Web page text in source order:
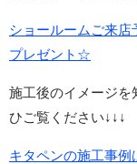
ショールームご来店
プレゼント☆
施工後のイメージを
ひご覧ください↓↓↓
キタペンの施工事